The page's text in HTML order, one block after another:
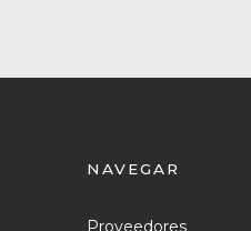
NAVEGAR
Proveedores